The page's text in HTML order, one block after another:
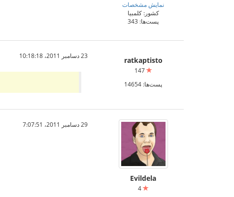
نمایش مشخصات
کشور: کلمبیا
پست‌ها: 343
ratkaptisto
147
پست‌ها: 14654
23 دسامبر 2011،‏ 10:18:18
Evildela
4
29 دسامبر 2011،‏ 7:07:51